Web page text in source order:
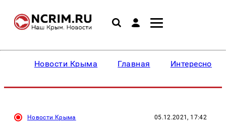
Новости Крыма Главная Интересное
Новости Крыма 05.12.2021, 17:42